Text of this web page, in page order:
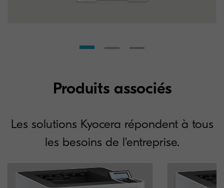
Produits associés
Les solutions Kyocera répondent à tous
les besoins de l'entreprise.